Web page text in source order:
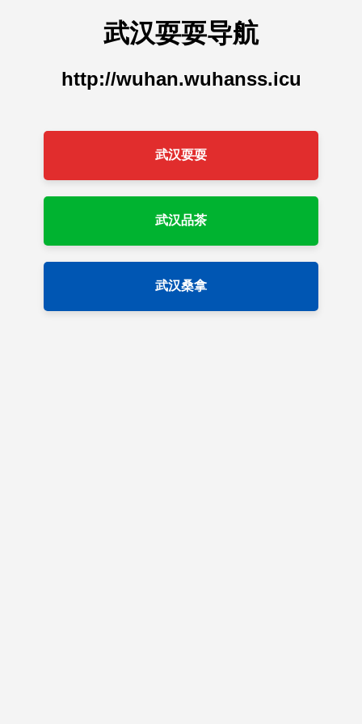
武汉耍耍导航
http://wuhan.wuhanss.icu
武汉耍耍
武汉品茶
武汉桑拿